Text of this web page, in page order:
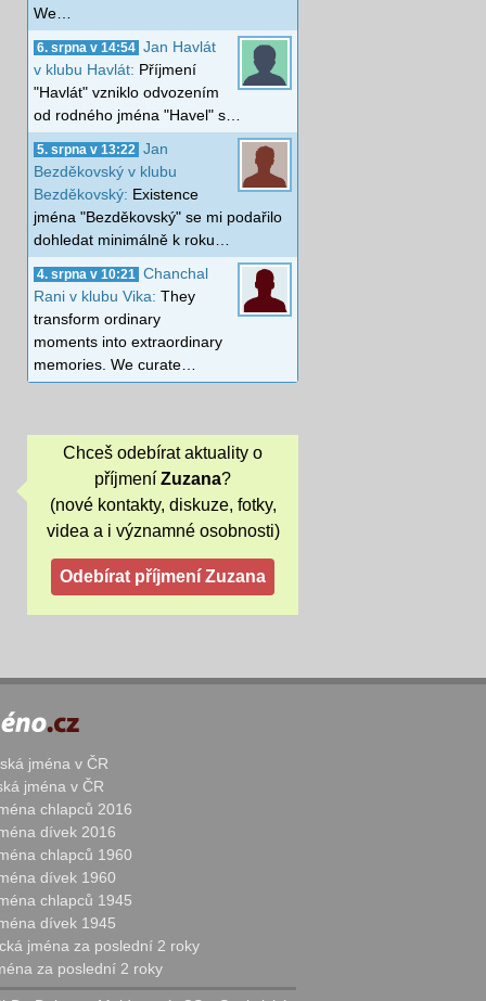
We…
6. srpna v 14:54 Jan Havlát
v klubu Havlát: Příjmení
"Havlát" vzniklo odvozením
od rodného jména "Havel" s…
5. srpna v 13:22
Jan
Bezděkovský v klubu
Bezděkovský: Existence
jména "Bezděkovský" se mi podařilo
dohledat minimálně k roku…
4. srpna v 10:21
Chanchal
Rani v klubu Vika: They
transform ordinary
moments into extraordinary
memories. We curate…
Chceš odebírat aktuality o
příjmení Zuzana?
(nové kontakty, diskuze, fotky,
videa a i významné osobnosti)
jména v ČR
jména v ČR
chlapců 2016
dívek 2016
chlapců 1960
dívek 1960
chlapců 1945
dívek 1945
jména za poslední 2 roky
za poslední 2 roky